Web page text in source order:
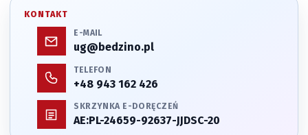
KONTAKT
E-MAIL
ug@bedzino.pl
TELEFON
+48 943 162 426
SKRZYNKA E-DORĘCZEŃ
AE:PL-24659-92637-JJDSC-20